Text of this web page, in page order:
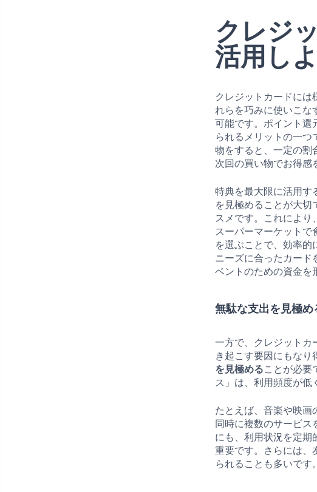
クレジ
活用し
クレジットカードには
れらを巧みに使いこな
可能です。ポイント還
られるメリットの一
物をすると、一定の割
次回の買い物でお得感
特典を最大限に活用す
を見極めることが大切
スメです。これによ
スーパーマーケットで
を選ぶことで、効率
ニーズに合ったカード
ベントのための資金を
無駄な支出を見極め
一方で、クレジットカ
き起こす要因にもな
を見極めることが必要
ス」は、利用頻度が低
たとえば、音楽や映画
同時に複数のサービス
にも、利用状況を定期
重要です。さらには、
られることも多いです。